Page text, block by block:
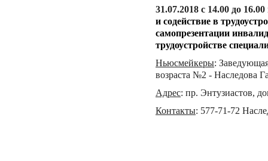
31.07.2018 с 14.00 до
и содействие в
самопрезентации
трудоустройстве
Ньюсмейкеры:
возраста №2 - Наследова
Адрес: пр. Энтузиастов,
Контакты: 577-71-72